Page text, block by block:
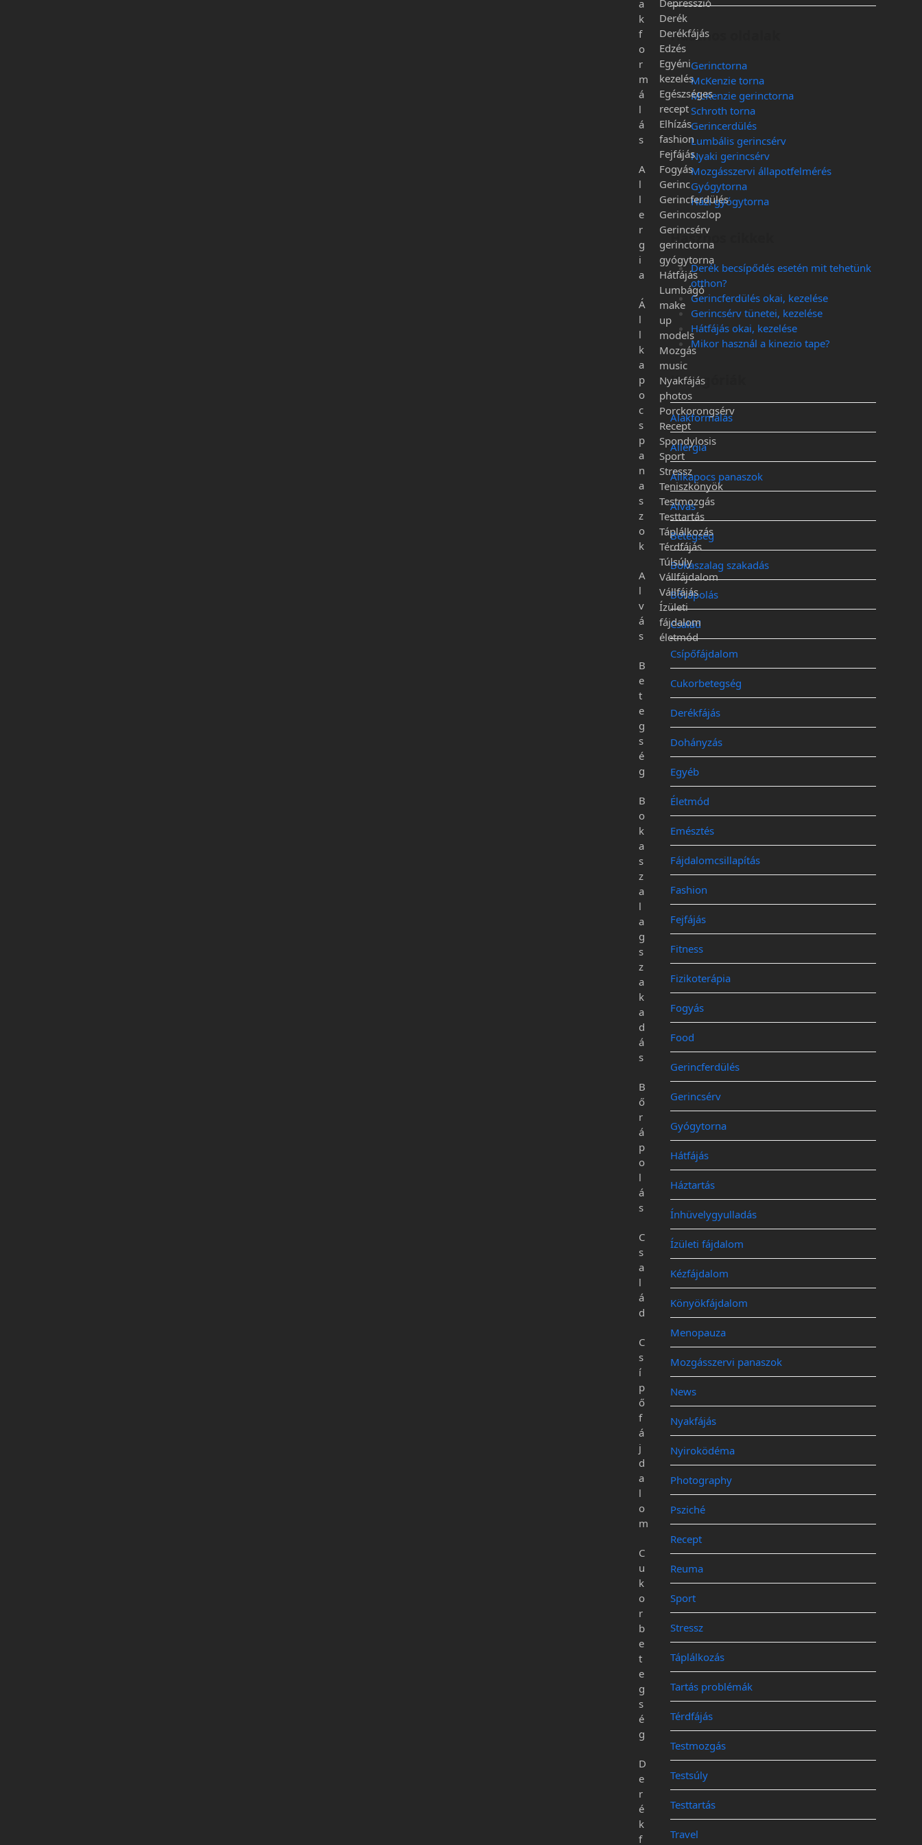
Hasznos oldalak
Gerinctorna
McKenzie torna
McKenzie gerinctorna
Schroth torna
Gerincerdülés
Lumbális gerincsérv
Nyaki gerincsérv
Mozgásszervi állapotfelmérés
Gyógytorna
Házi gyógytorna
Hasznos cikkek
Derék becsípődés esetén mit tehetünk
otthon?
Gerincferdülés okai, kezelése
Gerincsérv tünetei, kezelése
Hátfájás okai, kezelése
Mikor használ a kinezio tape?
Kategóriák
Alakformálás
Allergia
Állkapocs panaszok
Alvás
Betegség
Bokaszalag szakadás
Bőrápolás
Család
Csípőfájdalom
Cukorbetegség
Derékfájás
Dohányzás
Egyéb
Életmód
Emésztés
Fájdalomcsillapítás
Fashion
Fejfájás
Fitness
Fizikoterápia
Fogyás
Food
Gerincferdülés
Gerincsérv
Gyógytorna
Hátfájás
Háztartás
Ínhüvelygyulladás
Ízületi fájdalom
Kézfájdalom
Könyökfájdalom
Menopauza
Mozgásszervi panaszok
News
Nyakfájás
Nyiroködéma
Photography
Psziché
Recept
Reuma
Sport
Stressz
Táplálkozás
Tartás problémák
Térdfájás
Testmozgás
Testsúly
Testtartás
Travel
a
k
f
o
r
m
á
l
á
s
A
l
l
e
r
g
i
a
Á
l
l
k
a
p
o
c
s
p
a
n
a
s
z
o
k
A
l
v
á
s
B
e
t
e
g
s
é
g
B
o
k
a
s
z
a
l
a
g
s
z
a
k
a
d
á
s
B
ő
r
á
p
o
l
á
s
C
s
a
l
á
d
C
s
í
p
ő
f
á
j
d
a
l
o
m
C
u
k
o
r
b
e
t
e
g
s
é
g
D
e
r
é
k
f
Depresszió
Derék
Derékfájás
Edzés
Egyéni
kezelés
Egészséges
recept
Elhízás
fashion
Fejfájás
Fogyás
Gerinc
Gerincferdülés
Gerincoszlop
Gerincsérv
gerinctorna
gyógytorna
Hátfájás
Lumbágó
make
up
models
Mozgás
music
Nyakfájás
photos
Porckorongsérv
Recept
Spondylosis
Sport
Stressz
Teniszkönyök
Testmozgás
Testtartás
Táplálkozás
Térdfájás
Túlsúly
Vállfájdalom
Vállfájás
Ízületi
fájdalom
életmód